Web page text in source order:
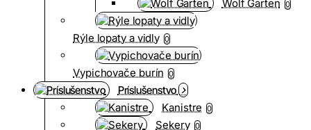
Wolf Garten 0
Rýle lopaty a vidly 0
Vypichovače burín 0
Príslušenstvo
Kanistre 0
Sekery 0